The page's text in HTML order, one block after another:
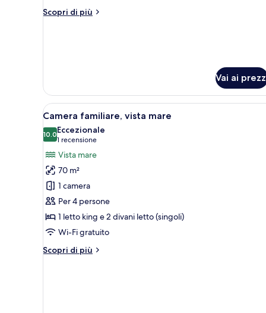
up
Scopri di più
Altri
Vai ai
Apri
tutte
le
foto
per
Camera
familiare,
vista
mare
Un balcone con due sedie e
5
Camera familiare, vista mare
10.010.0 su 10
Eccezionale
1 recensione
(1
recensione)
Vista mare
70 m²
1 camera
Per 4 persone
1 letto king e 2 divani letto (singoli)
Wi-Fi gratuito
Scopri di più
Altri